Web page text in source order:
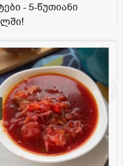
- 5-წუთიანი